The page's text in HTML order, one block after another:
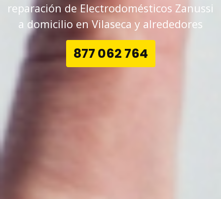
reparación de Electrodomésticos Zanussi
a domicilio en Vilaseca y alrededores
877 062 764